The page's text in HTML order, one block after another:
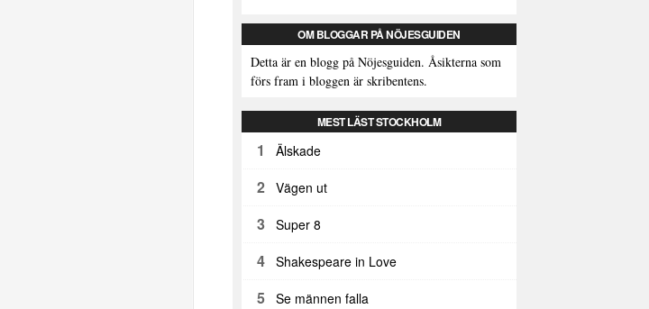
OM BLOGGAR PÅ NÖJESGUIDEN
Detta är en blogg på Nöjesguiden. Åsikterna som
förs fram i bloggen är skribentens.
MEST LÄST STOCKHOLM
1 Älskade
2 Vägen ut
3 Super 8
4 Shakespeare in Love
5 Se männen falla